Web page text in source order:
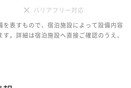
バリアフリー対応
表すもので、宿泊施設によって設備内容
。詳細は宿泊施設へ直接ご確認のうえ、